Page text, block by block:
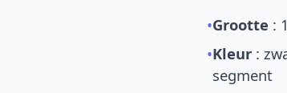
•Grootte :
•Kleur :
segment